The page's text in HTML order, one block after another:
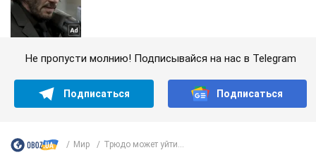
Не пропусти молнию! Подписывайся на нас в Telegram
Подписаться Подписаться
Мир Трюдо может уйти...